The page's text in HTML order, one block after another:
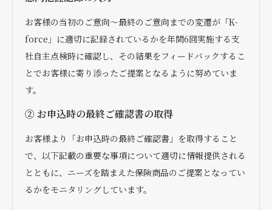
お客様の当初のご意向～最終のご意向までの変遷が「K-
force」に適切に記録されているかを年間6回実施する支
社自主点検時に確認し、その結果をフィードバックするこ
とでお客様に寄り添ったご提案となるように努めていま
す。
② お申込時の最終ご確認書の取得
お客様より「お申込時の最終ご確認書」を取得すること
で、以下記載の重要な事項について適切に情報提供される
とともに、ニーズを踏まえた保険商品のご提案となってい
るかをモニタリングしています。